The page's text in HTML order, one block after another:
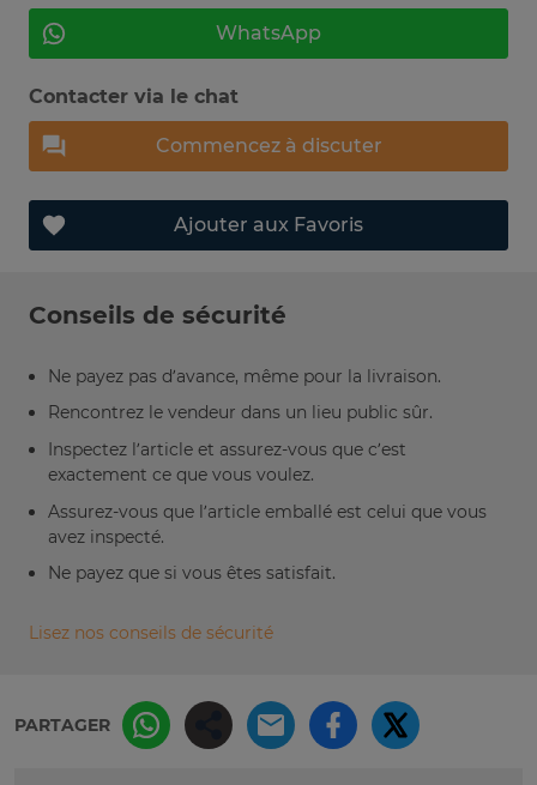
WhatsApp
Contacter via le chat
Commencez à discuter
Ajouter aux Favoris
Conseils de sécurité
Ne payez pas d’avance, même pour la livraison.
Rencontrez le vendeur dans un lieu public sûr.
Inspectez l’article et assurez-vous que c’est
exactement ce que vous voulez.
Assurez-vous que l’article emballé est celui que vous
avez inspecté.
Ne payez que si vous êtes satisfait.
Lisez nos conseils de sécurité
PARTAGER